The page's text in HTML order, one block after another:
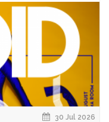
30 Jul 2026